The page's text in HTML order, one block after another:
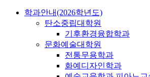
학과안내(2026학년도)
탄소중립대학원
기후환경융합학과
문화예술대학원
전통무용학과
화예디자인학과